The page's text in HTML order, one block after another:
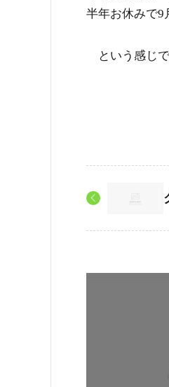
半年お休みで9
という感じ